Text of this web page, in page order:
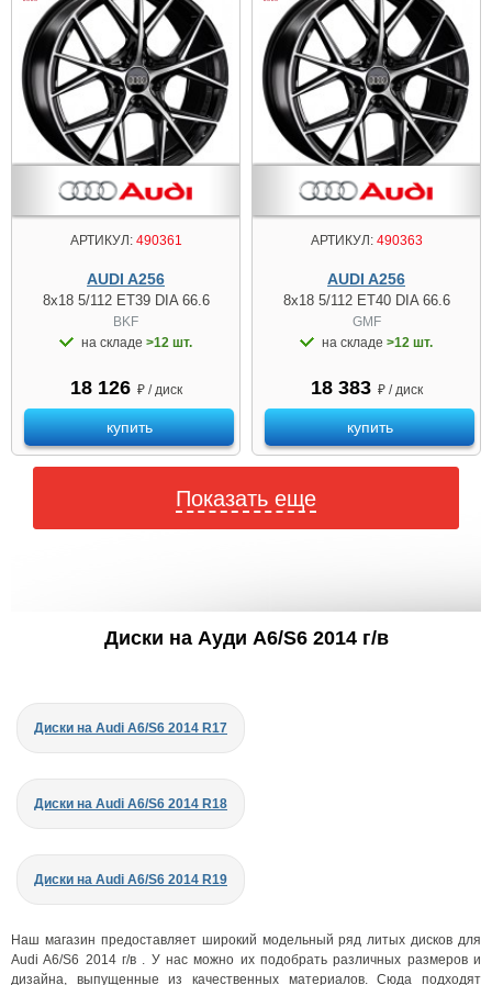
АРТИКУЛ:490361
AUDI A256
8x18 5/112 ET39 DIA 66.6
BKF
на складе >12 шт.
18 126 ₽ / диск
купить
АРТИКУЛ:490363
AUDI A256
8x18 5/112 ET40 DIA 66.6
GMF
на складе >12 шт.
18 383 ₽ / диск
купить
Показать еще
Диски на Ауди A6/S6 2014 г/в
Диски на Audi A6/S6 2014 R17
Диски на Audi A6/S6 2014 R18
Диски на Audi A6/S6 2014 R19
Наш магазин предоставляет широкий модельный ряд литых дисков для
Audi A6/S6 2014 г/в . У нас можно их подобрать различных размеров и
дизайна, выпущенные из качественных материалов. Сюда подходят